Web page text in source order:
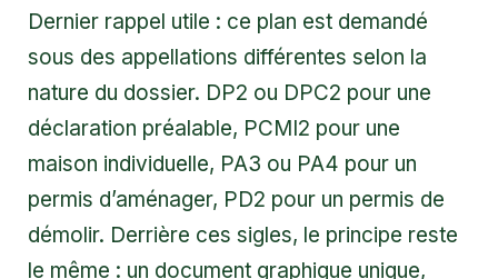
Dernier rappel utile : ce plan est demandé
sous des appellations différentes selon la
nature du dossier. DP2 ou DPC2 pour une
déclaration préalable, PCMI2 pour une
maison individuelle, PA3 ou PA4 pour un
permis d’aménager, PD2 pour un permis de
démolir. Derrière ces sigles, le principe reste
le même : un document graphique unique,